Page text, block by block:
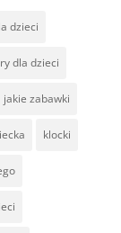
dzieci
dla dzieci
jakie zabawki
klocki